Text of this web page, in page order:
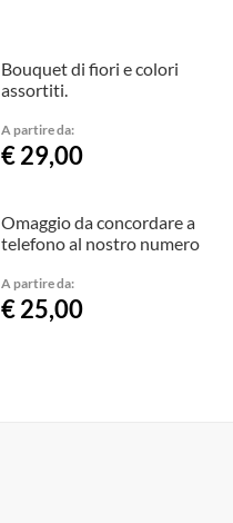
Bouquet di fiori e colori
assortiti.
A partire da:
€ 29,00
Omaggio da concordare a
telefono al nostro numero
A partire da:
€ 25,00